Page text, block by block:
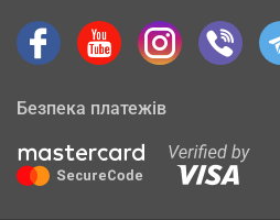
Безпека платежів